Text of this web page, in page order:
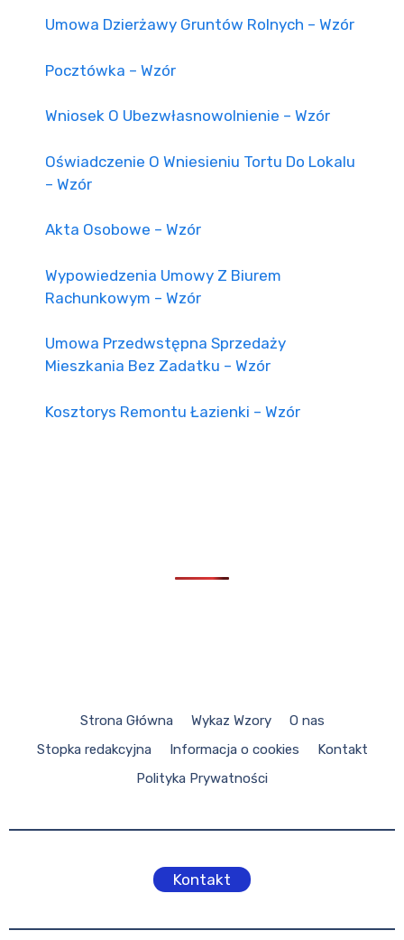
Umowa Dzierżawy Gruntów Rolnych – Wzór
Pocztówka – Wzór
Wniosek O Ubezwłasnowolnienie – Wzór
Oświadczenie O Wniesieniu Tortu Do Lokalu
– Wzór
Akta Osobowe – Wzór
Wypowiedzenia Umowy Z Biurem
Rachunkowym – Wzór
Umowa Przedwstępna Sprzedaży
Mieszkania Bez Zadatku – Wzór
Kosztorys Remontu Łazienki – Wzór
Strona Główna Wykaz Wzory
O nas
Stopka redakcyjna
Informacja o cookies
Kontakt
Polityka Prywatności
Kontakt